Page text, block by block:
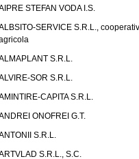
STEFAN VODA I.S.
SERVICE S.R.L.,
S.R.L.
SOR S.R.L.
CAPITA S.R.L.
ONOFREI G.T.
S.R.L.
S.R.L., S.C.